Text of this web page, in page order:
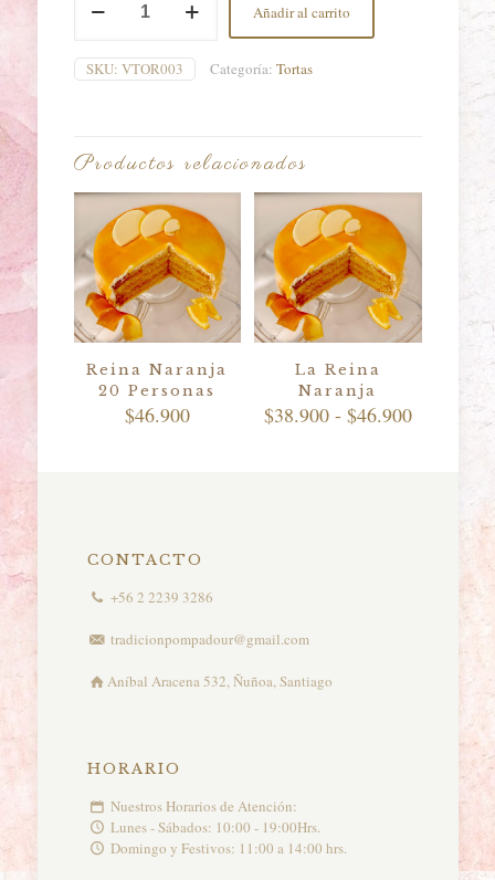
cantidad
Añadir al carrito
SKU: VTOR003 Categoría: Tortas
Productos relacionados
Reina Naranja
20 Personas
$46.900
La Reina
Naranja
$38.900 - $46.900Rango
CONTACTO
+56 2 2239 3286
tradicionpompadour@gmail.com
Aníbal Aracena 532, Ñuñoa, Santiago
HORARIO
Nuestros Horarios de Atención:
Lunes - Sábados: 10:00 - 19:00Hrs.
Domingo y Festivos: 11:00 a 14:00 hrs.